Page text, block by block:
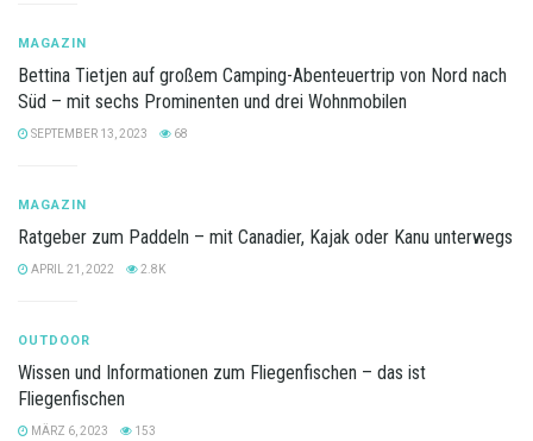
MAGAZIN
Bettina Tietjen auf großem Camping-Abenteuertrip von Nord nach
Süd – mit sechs Prominenten und drei Wohnmobilen
SEPTEMBER 13, 2023 68
MAGAZIN
Ratgeber zum Paddeln – mit Canadier, Kajak oder Kanu unterwegs
APRIL 21, 2022 2.8K
OUTDOOR
Wissen und Informationen zum Fliegenfischen – das ist
Fliegenfischen
MÄRZ 6, 2023 153